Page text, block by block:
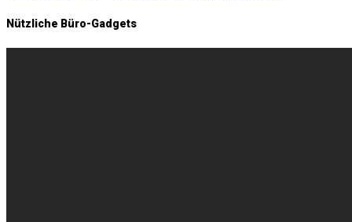
Nützliche Büro-Gadgets